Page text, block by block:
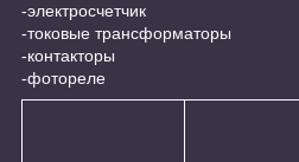
-электросчетчик
-токовые трансформаторы
-контакторы
-фотореле